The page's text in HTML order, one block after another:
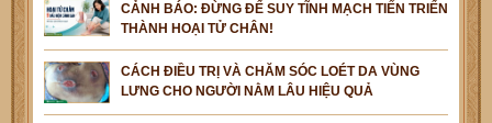
CẢNH BÁO: ĐỪNG ĐỂ SUY TĨNH MẠCH TIẾN TRIỂN
THÀNH HOẠI TỬ CHÂN!
CÁCH ĐIỀU TRỊ VÀ CHĂM SÓC LOÉT DA VÙNG
LƯNG CHO NGƯỜI NẰM LÂU HIỆU QUẢ